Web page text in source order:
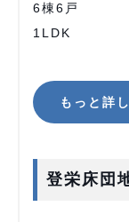
6棟6戸
1LDK
もっと詳
登栄床団